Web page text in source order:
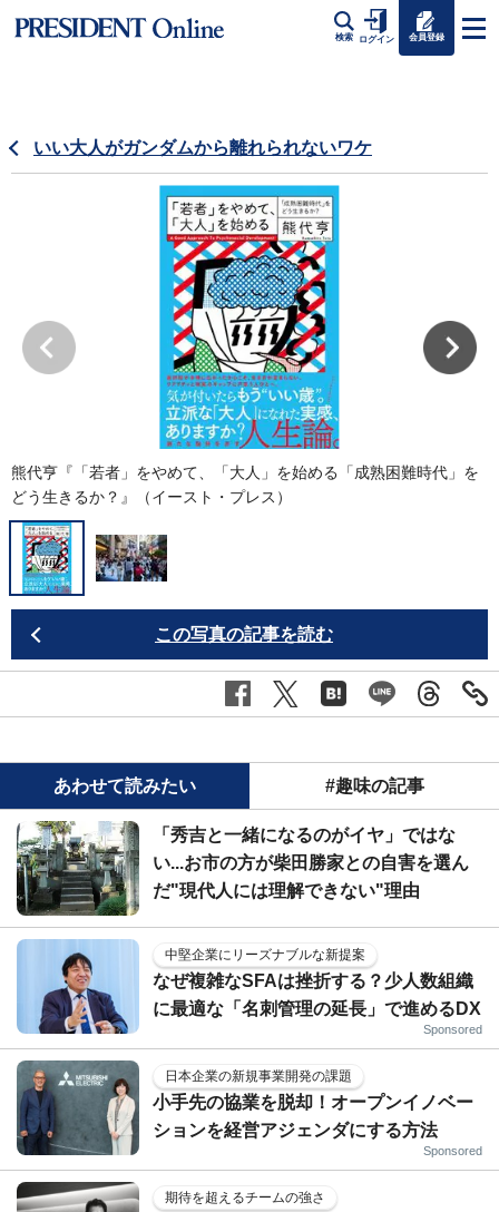
検索 ログイン 会員登録
いい大人がガンダムから離れられないワケ
熊代亨『「若者」をやめて、「大人」を始める「成熟困難時代」を
どう生きるか？』（イースト・プレス）
この写真の記事を読む
あわせて読みたい #趣味の記事
「秀吉と一緒になるのがイヤ」ではな
い...お市の方が柴田勝家との自害を選ん
だ"現代人には理解できない"理由
中堅企業にリーズナブルな新提案
なぜ複雑なSFAは挫折する？少人数組織
に最適な「名刺管理の延長」で進めるDX
Sponsored
日本企業の新規事業開発の課題
小手先の協業を脱却！オープンイノベー
ションを経営アジェンダにする方法
Sponsored
期待を超えるチームの強さ